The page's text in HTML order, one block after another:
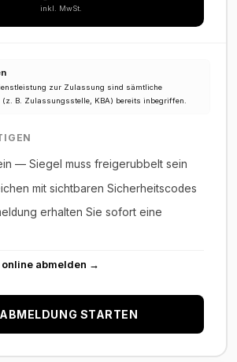
inkl. MwSt.
zur Zulassung sind sämtliche
(z. B. Zulassungsstelle, KBA) bereits inbegriffen.
— Siegel muss freigerubbelt sein
mit sichtbaren Sicherheitscodes
erhalten Sie sofort eine
online abmelden →
ABMELDUNG STARTEN